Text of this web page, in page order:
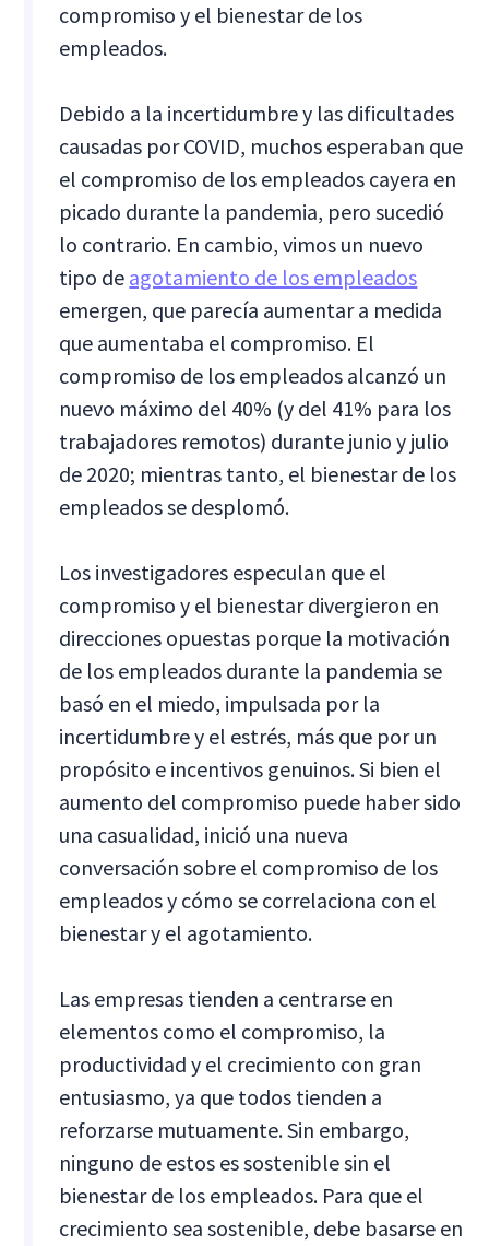
compromiso y el bienestar de los
empleados.
Debido a la incertidumbre y las dificultades
causadas por COVID, muchos esperaban que
el compromiso de los empleados cayera en
picado durante la pandemia, pero sucedió
lo contrario. En cambio, vimos un nuevo
tipo de agotamiento de los empleados
emergen, que parecía aumentar a medida
que aumentaba el compromiso. El
compromiso de los empleados alcanzó un
nuevo máximo del 40% (y del 41% para los
trabajadores remotos) durante junio y julio
de 2020; mientras tanto, el bienestar de los
empleados se desplomó.
Los investigadores especulan que el
compromiso y el bienestar divergieron en
direcciones opuestas porque la motivación
de los empleados durante la pandemia se
basó en el miedo, impulsada por la
incertidumbre y el estrés, más que por un
propósito e incentivos genuinos. Si bien el
aumento del compromiso puede haber sido
una casualidad, inició una nueva
conversación sobre el compromiso de los
empleados y cómo se correlaciona con el
bienestar y el agotamiento.
Las empresas tienden a centrarse en
elementos como el compromiso, la
productividad y el crecimiento con gran
entusiasmo, ya que todos tienden a
reforzarse mutuamente. Sin embargo,
ninguno de estos es sostenible sin el
bienestar de los empleados. Para que el
crecimiento sea sostenible, debe basarse en